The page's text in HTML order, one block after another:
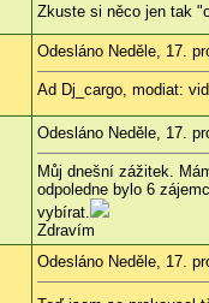
Zkuste si něco jen tak
Odesláno Neděle, 17.
Ad Dj_cargo, modiat:
Odesláno Neděle, 17.
Můj dnešní zážitek.
odpoledne bylo 6
vybírat.
Zdravím
Odesláno Neděle, 17.